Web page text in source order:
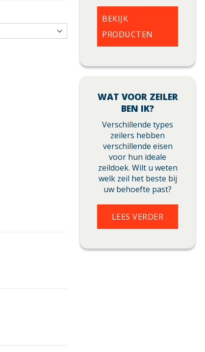
BEKIJK
PRODUCTEN
WAT VOOR ZEILER
BEN IK?
Verschillende types
zeilers hebben
verschillende eisen
voor hun ideale
zeildoek. Wilt u weten
welk zeil het beste bij
uw behoefte past?
LEES VERDER